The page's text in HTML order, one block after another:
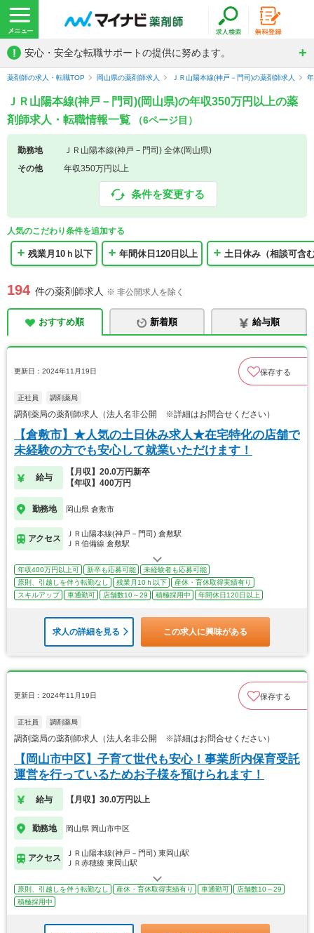
! 安心・安全な転職サポートの提供に努めます。
薬剤師の求人・転職TOP 岡山県の薬剤師求人 ＪＲ山陽本線(神戸－門司)の薬剤師求人
ＪＲ山陽本線(神戸－門司)(岡山県)の年収350万円以上の薬
剤師求人・転職情報一覧
（6ページ目）
勤務地
ＪＲ山陽本線(神戸－門司) 全体(岡山県)
その他
年収350万円以上
条件を変更する
人気のこだわり条件を追加する
残業月10ｈ以下 年間休日120日以上 土日休み（相談可含
194 件の薬剤師求人 ※ 非公開求人を除く
おすすめ順 新着順 給与順
更新日：2024年11月19日 保存する
正社員 調剤薬局
調剤薬局の薬剤師求人（法人名非公開 ※詳細はお問合せください）
【倉敷市】★人気の土日休み求人★在宅特化の店舗で
未経験の方でも安心して就業いただけます！
給与
【月収】20.0万円新卒
【年収】400万円
勤務地 岡山県 倉敷市
アクセス
ＪＲ山陽本線(神戸－門司) 倉敷駅
ＪＲ伯備線 倉敷駅
年収400万円以上可 新卒も応募可能
未経験者も応募可能
原則、引越しを伴う転勤なし
残業月10ｈ以下
産休・育休取得実績有り
スキルアップ
車通勤可 店舗数10～29 積極採用中 年間休日120日以上
求人の詳細を見る この求人に興味がある
更新日：2024年11月19日 保存する
正社員 調剤薬局
調剤薬局の薬剤師求人（法人名非公開 ※詳細はお問合せください）
【岡山市中区】子育て世代も安心！事業所内保育受託
運営を行っているためお子様を預けられます！
給与 【月収】30.0万円以上
勤務地 岡山県 岡山市中区
アクセス
ＪＲ山陽本線(神戸－門司) 東岡山駅
ＪＲ赤穂線 東岡山駅
原則、引越しを伴う転勤なし 産休・育休取得実績有り 車通勤可
店舗数10～29
積極採用中